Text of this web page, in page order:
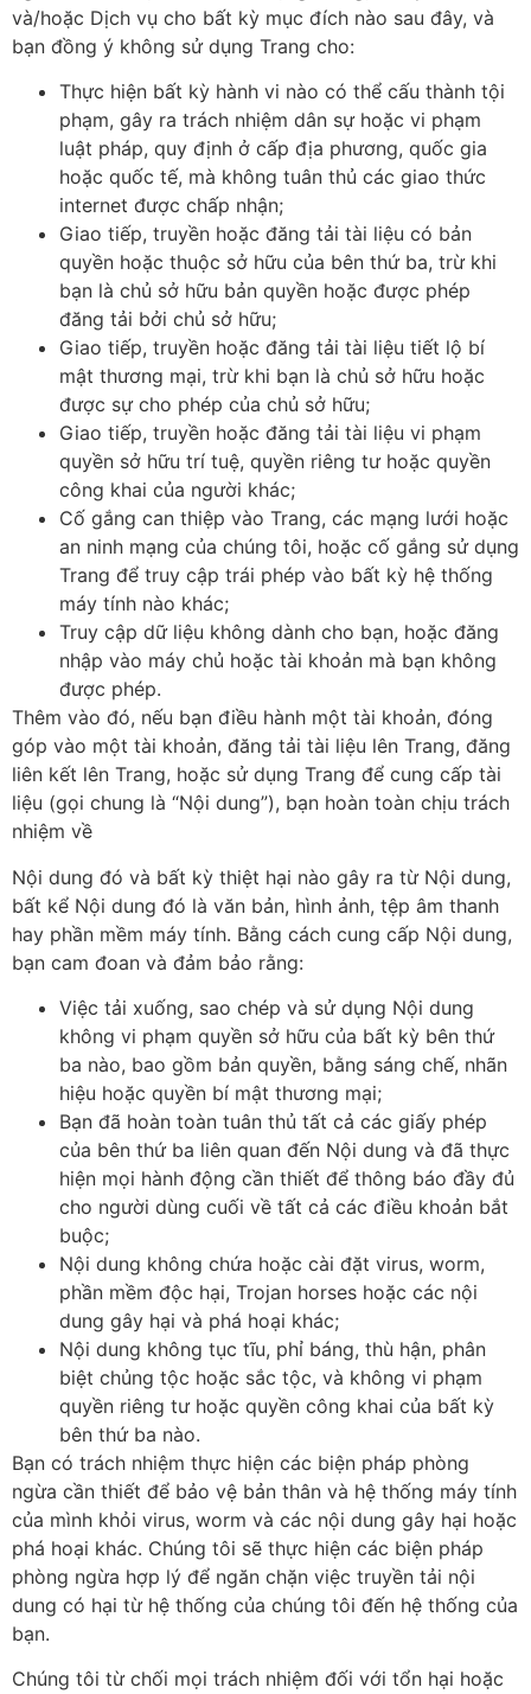
và/hoặc Dịch vụ cho bất kỳ mục đích nào sau đây, và
bạn đồng ý không sử dụng Trang cho:
Thực hiện bất kỳ hành vi nào có thể cấu thành tội
phạm, gây ra trách nhiệm dân sự hoặc vi phạm
luật pháp, quy định ở cấp địa phương, quốc gia
hoặc quốc tế, mà không tuân thủ các giao thức
internet được chấp nhận;
Giao tiếp, truyền hoặc đăng tải tài liệu có bản
quyền hoặc thuộc sở hữu của bên thứ ba, trừ khi
bạn là chủ sở hữu bản quyền hoặc được phép
đăng tải bởi chủ sở hữu;
Giao tiếp, truyền hoặc đăng tải tài liệu tiết lộ bí
mật thương mại, trừ khi bạn là chủ sở hữu hoặc
được sự cho phép của chủ sở hữu;
Giao tiếp, truyền hoặc đăng tải tài liệu vi phạm
quyền sở hữu trí tuệ, quyền riêng tư hoặc quyền
công khai của người khác;
Cố gắng can thiệp vào Trang, các mạng lưới hoặc
an ninh mạng của chúng tôi, hoặc cố gắng sử dụng
Trang để truy cập trái phép vào bất kỳ hệ thống
máy tính nào khác;
Truy cập dữ liệu không dành cho bạn, hoặc đăng
nhập vào máy chủ hoặc tài khoản mà bạn không
được phép.
Thêm vào đó, nếu bạn điều hành một tài khoản, đóng
góp vào một tài khoản, đăng tải tài liệu lên Trang, đăng
liên kết lên Trang, hoặc sử dụng Trang để cung cấp tài
liệu (gọi chung là “Nội dung”), bạn hoàn toàn chịu trách
nhiệm về
Nội dung đó và bất kỳ thiệt hại nào gây ra từ Nội dung,
bất kể Nội dung đó là văn bản, hình ảnh, tệp âm thanh
hay phần mềm máy tính. Bằng cách cung cấp Nội dung,
bạn cam đoan và đảm bảo rằng:
Việc tải xuống, sao chép và sử dụng Nội dung
không vi phạm quyền sở hữu của bất kỳ bên thứ
ba nào, bao gồm bản quyền, bằng sáng chế, nhãn
hiệu hoặc quyền bí mật thương mại;
Bạn đã hoàn toàn tuân thủ tất cả các giấy phép
của bên thứ ba liên quan đến Nội dung và đã thực
hiện mọi hành động cần thiết để thông báo đầy đủ
cho người dùng cuối về tất cả các điều khoản bắt
buộc;
Nội dung không chứa hoặc cài đặt virus, worm,
phần mềm độc hại, Trojan horses hoặc các nội
dung gây hại và phá hoại khác;
Nội dung không tục tĩu, phỉ báng, thù hận, phân
biệt chủng tộc hoặc sắc tộc, và không vi phạm
quyền riêng tư hoặc quyền công khai của bất kỳ
bên thứ ba nào.
Bạn có trách nhiệm thực hiện các biện pháp phòng
ngừa cần thiết để bảo vệ bản thân và hệ thống máy tính
của mình khỏi virus, worm và các nội dung gây hại hoặc
phá hoại khác. Chúng tôi sẽ thực hiện các biện pháp
phòng ngừa hợp lý để ngăn chặn việc truyền tải nội
dung có hại từ hệ thống của chúng tôi đến hệ thống của
bạn.
Chúng tôi từ chối mọi trách nhiệm đối với tổn hại hoặc